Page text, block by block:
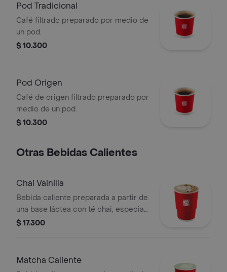
Pod Tradicional
Café filtrado preparado por medio de
un pod.
$ 10.300
Pod Origen
Café de origen filtrado preparado por
medio de un pod.
$ 10.300
Otras Bebidas Calientes
Chai Vainilla
Bebida caliente preparada a partir de
una base láctea con té chai, especias,
sabor de vainilla, endulzado con miel y
$ 17.300
Matcha Caliente